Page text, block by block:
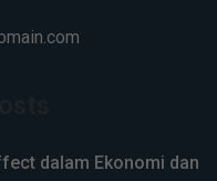
dalam Ekonomi dan